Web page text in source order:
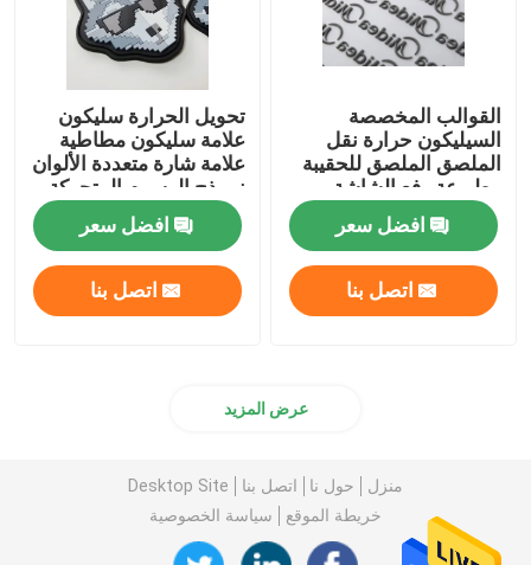
القوالب المخصصة
السيليكون حرارة نقل
الملصق الملصق للحقيبة
مطبوعة رفع الشاشة
افضل سعر
اتصل بنا
تحويل الحرارة سليكون
علامة سليكون مطاطية
علامة شارة متعددة الألوان
نموذج الرسوم المتحركة
ENISO20471
افضل سعر
اتصل بنا
عرض المزيد
منزل حول نا اتصل بنا
Desktop Site
خريطة الموقع
سياسة الخصوصية